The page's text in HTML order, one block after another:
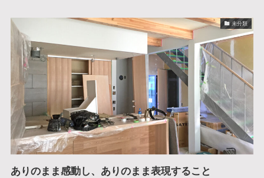
未分類
ありのまま感動し、ありのまま表現すること